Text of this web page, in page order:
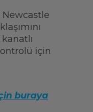
için
buraya